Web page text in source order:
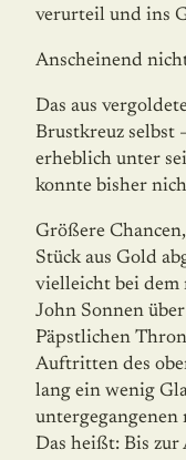
verurteil und ins
Anscheinend
Das aus
Brustkreuz selbst
erheblich unter
konnte bisher
Größere
Stück aus Gold
vielleicht bei dem
John Sonnen
Päpstlichen
Auftritten des
lang ein wenig
untergegangenen
Das heißt: Bis zur